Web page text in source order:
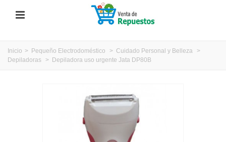
Inicio > Pequeño Electrodoméstico > Cuidado Personal y Belleza
>
Depiladoras
> Depiladora uso urgente Jata DP80B